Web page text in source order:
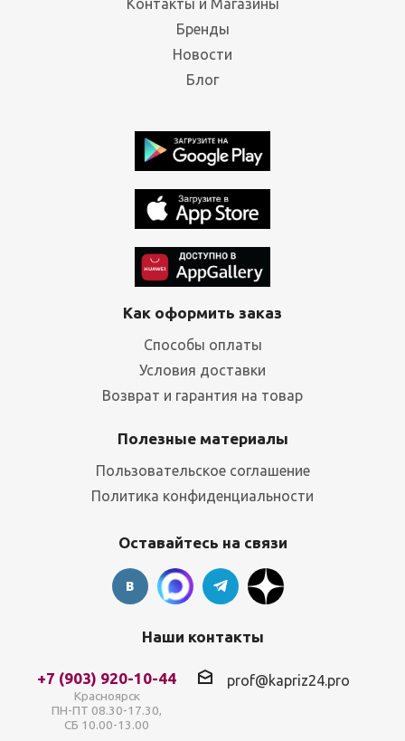
Контакты и Магазины
Бренды
Новости
Блог
Как оформить заказ
Способы оплаты
Условия доставки
Возврат и гарантия на товар
Полезные материалы
Пользовательское соглашение
Политика конфиденциальности
Оставайтесь на связи
Наши контакты
+7 (903) 920-10-44
Красноярск
ПН-ПТ 08.30-17.30,
СБ 10.00-13.00
prof@kapriz24.pro